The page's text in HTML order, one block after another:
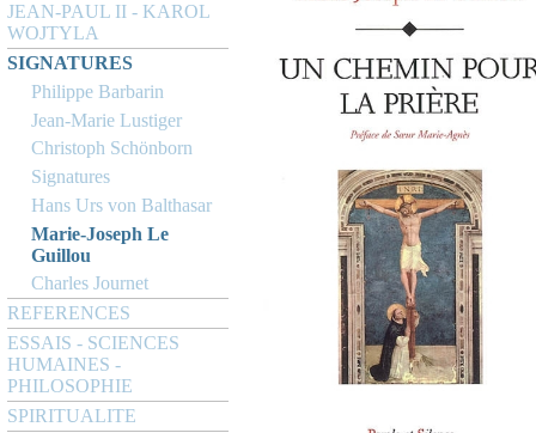
JEAN-PAUL II - KAROL
WOJTYLA
SIGNATURES
Philippe Barbarin
Jean-Marie Lustiger
Christoph Schönborn
Signatures
Hans Urs von Balthasar
Marie-Joseph Le
Guillou
Charles Journet
REFERENCES
ESSAIS - SCIENCES
HUMAINES -
PHILOSOPHIE
SPIRITUALITE